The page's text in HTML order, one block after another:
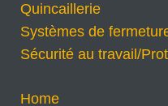
Quincaillerie
Systèmes de
Sécurité au travail/
Home